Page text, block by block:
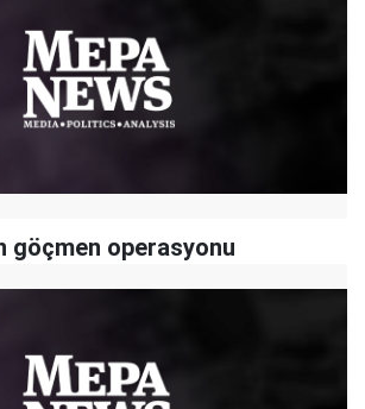
göçmen operasyonu